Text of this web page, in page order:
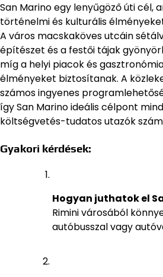
San Marino egy lenyűgöző úti cél,
történelmi és kulturális
A város macskaköves utcáin
építészet és a festői tájak
míg a helyi piacok és
élményeket biztosítanak. A
számos ingyenes
így San Marino ideális célpont
költségvetés-tudatos utazók
Gyakori kérdések:
Hogyan juthatok el
Rimini városából
autóbusszal vagy